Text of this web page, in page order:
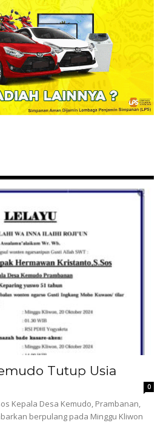
Tutup Usia
0
Kepala Desa Kemudo, Prambanan,
berpulang pada Minggu Kliwon